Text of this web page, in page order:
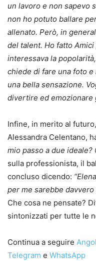
un lavoro e non sapevo
non ho potuto ballare
allenato. Però, in
del talent. Ho fatto
interessava la
chiede di fare una foto
una bella sensazione.
divertire ed emozionare
Infine, in merito al
Alessandra Celentano,
mio passo a due ideale?
sulla professionista, il
concluso dicendo:
per me sarebbe
Che cosa ne pensate?
sintonizzati per tutte le
Continua a seguire
Telegram e WhatsApp